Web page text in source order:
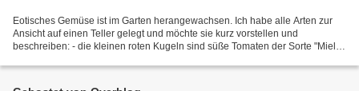
Eotisches Gemüse ist im Garten herangewachsen. Ich habe alle Arten zur
Ansicht auf einen Teller gelegt und möchte sie kurz vorstellen und
beschreiben: - die kleinen roten Kugeln sind süße Tomaten der Sorte "Miel